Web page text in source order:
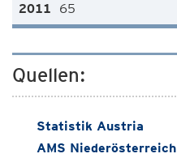
65
Quellen:
Statistik Austria
AMS Niederösterreich